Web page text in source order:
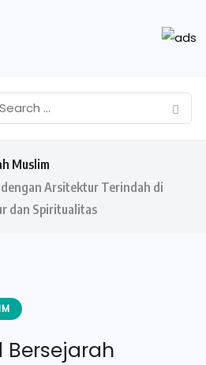
Muslim
Arsitektur Terindah di
dan Spiritualitas